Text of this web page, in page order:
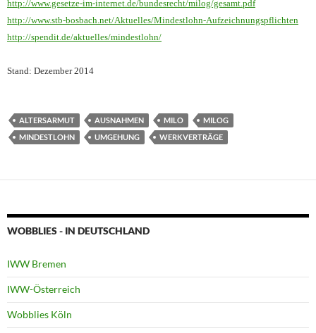
http://www.gesetze-im-internet.de/bundesrecht/milog/gesamt.pdf
http://www.stb-bosbach.net/Aktuelles/Mindestlohn-Aufzeichnungspflichten
http://spendit.de/aktuelles/mindestlohn/
Stand: Dezember 2014
ALTERSARMUT AUSNAHMEN MILO
MILOG
MINDESTLOHN
UMGEHUNG WERKVERTRÄGE
WOBBLIES - IN DEUTSCHLAND
IWW Bremen
IWW-Österreich
Wobblies Köln